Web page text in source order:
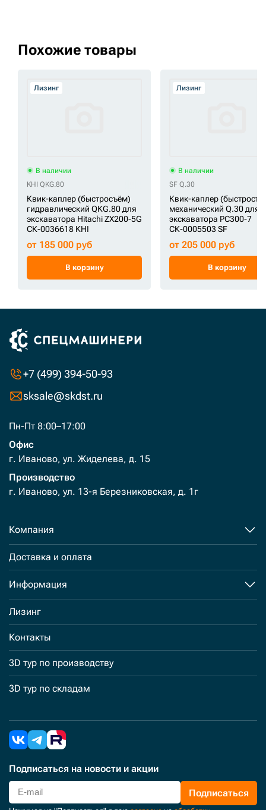
Похожие товары
Лизинг
В наличии
KHI QKG.80
Квик-каплер (быстросъём)
гидравлический QKG.80 для
экскаватора Hitachi ZX200-5G
СК-0036618 KHI
от 185 000 руб
В корзину
Лизинг
В наличии
SF Q.30
Квик-каплер
механический Q.30 для
экскаватора PC300-7
СК-0005503 SF
от 205 000 руб
В корзину
+7 (499) 394-50-93
sksale@skdst.ru
Пн-Пт 8:00–17:00
Офис
г. Иваново, ул. Жиделева, д. 15
Производство
г. Иваново, ул. 13-я Березниковская, д. 1г
Компания
Доставка и оплата
Информация
Лизинг
Контакты
3D тур по производству
3D тур по складам
Подписаться на новости и акции
Подписаться